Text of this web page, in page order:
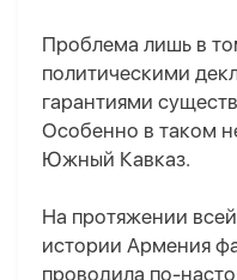
Проблема лишь в
политическими
гарантиями
Особенно в таком
Южный Кавказ.
На протяжении
истории Армения
проводила по-